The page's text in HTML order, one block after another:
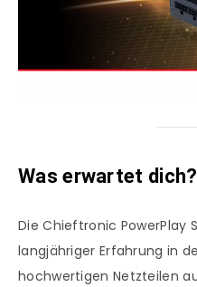
Was erwartet dich?
Die Chieftronic PowerPlay
langjähriger Erfahrung in
hochwertigen Netzteilen